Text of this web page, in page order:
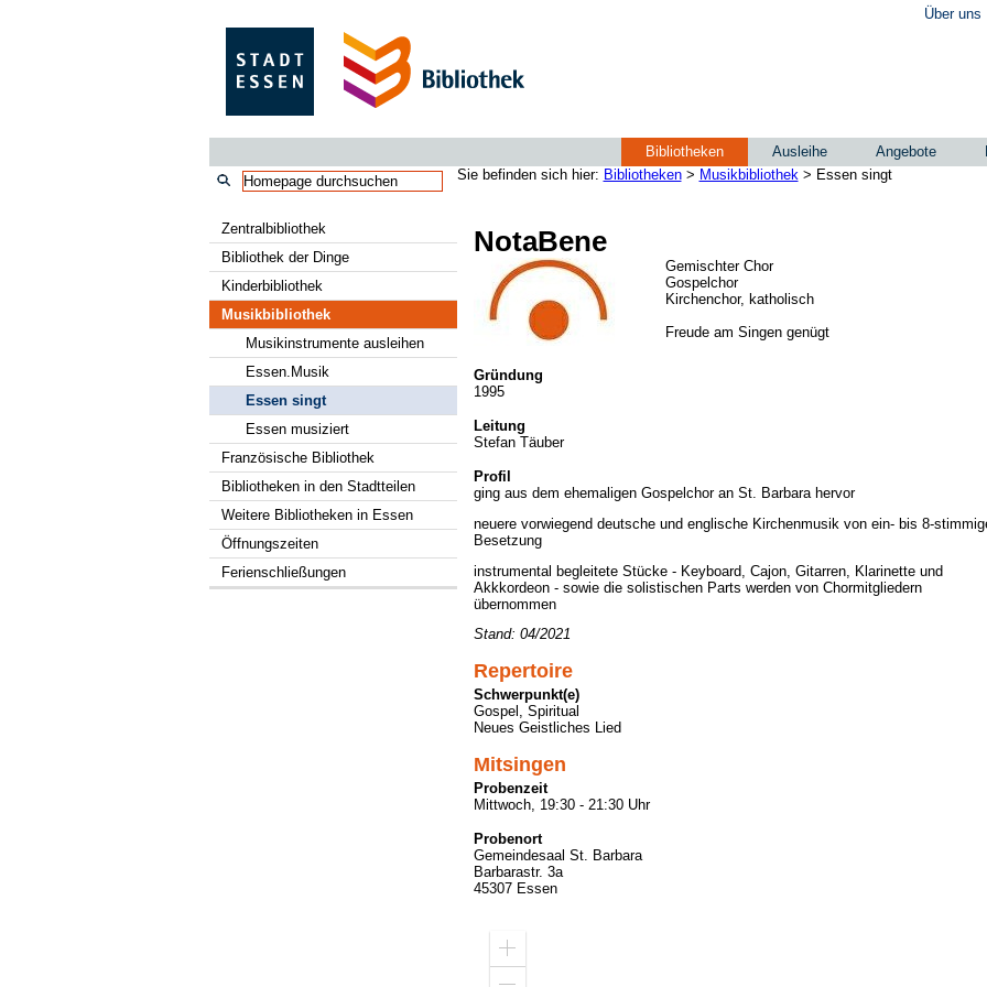
Über uns
Bibliotheken Ausleihe Angebote
Sie befinden sich hier: Bibliotheken> Musikbibliothek> Essen singt
Zentralbibliothek
Bibliothek der Dinge
Kinderbibliothek
Musikbibliothek
Musikinstrumente ausleihen
Essen.Musik
Essen singt
Essen musiziert
Französische Bibliothek
Bibliotheken in den Stadtteilen
Weitere Bibliotheken in Essen
Öffnungszeiten
Ferienschließungen
NotaBene
Gemischter Chor
Gospelchor
Kirchenchor, katholisch
Freude am Singen genügt
Gründung
1995
Leitung
Stefan Täuber
Profil
ging aus dem ehemaligen Gospelchor an St. Barbara hervor
neuere vorwiegend deutsche und englische Kirchenmusik von ein- bis 8-
Besetzung
instrumental begleitete Stücke - Keyboard, Cajon, Gitarren, Klarinette und
Akkkordeon - sowie die solistischen Parts werden von Chormitgliedern
übernommen
Stand: 04/2021
Repertoire
Schwerpunkt(e)
Gospel, Spiritual
Neues Geistliches Lied
Mitsingen
Probenzeit
Mittwoch, 19:30 - 21:30 Uhr
Probenort
Gemeindesaal St. Barbara
Barbarastr. 3a
45307 Essen
Zoom